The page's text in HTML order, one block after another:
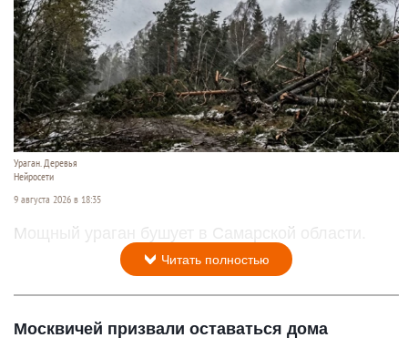
Ураган. Деревья
Нейросети
9 августа 2026 в 18:35
Мощный ураган бушует в Самарской области.
Читать полностью
Москвичей призвали оставаться дома